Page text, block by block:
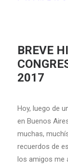
BREVE
2017
Hoy, luego de
en Buenos
muchas,
recuerdos de
los amigos me